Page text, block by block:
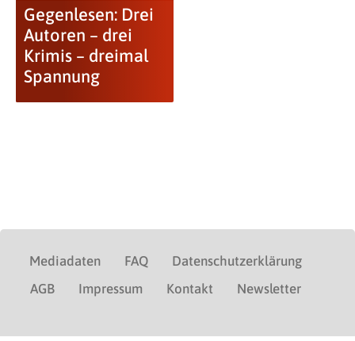
Gegenlesen: Drei
Autoren – drei
Krimis – dreimal
Spannung
Mediadaten FAQ
Datenschutzerklärung
AGB
Impressum Kontakt Newsletter